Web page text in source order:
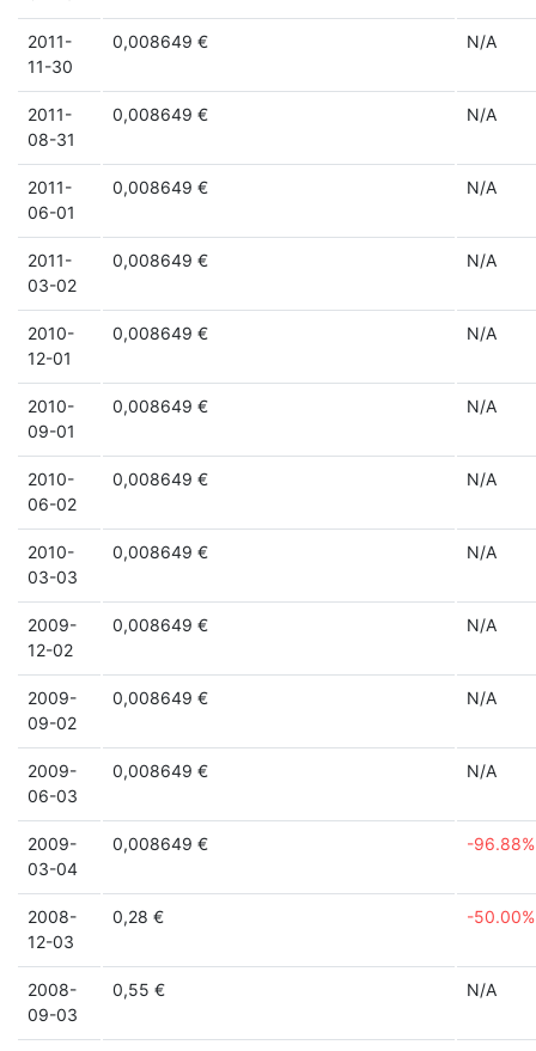
2011-
11-30
0,008649 € N/A
2011-
08-31
0,008649 € N/A
2011-
06-01
0,008649 € N/A
2011-
03-02
0,008649 € N/A
2010-
12-01
0,008649 € N/A
2010-
09-01
0,008649 € N/A
2010-
06-02
0,008649 € N/A
2010-
03-03
0,008649 € N/A
2009-
12-02
0,008649 € N/A
2009-
09-02
0,008649 € N/A
2009-
06-03
0,008649 € N/A
2009-
03-04
0,008649 € -96.88%
2008-
12-03
0,28 € -50.00%
2008-
09-03
0,55 € N/A